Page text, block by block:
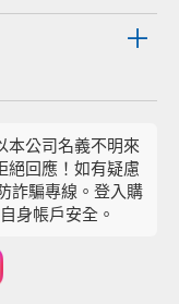
本公司名義不明來
絕回應！如有疑慮
詐騙專線。登入購
身帳戶安全。